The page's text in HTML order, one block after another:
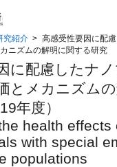
究紹介 > 高感受性要因に配
ニズムの解明に関する研究
に配慮したナ
とメカニズム
年度）
health effects
with special
populations